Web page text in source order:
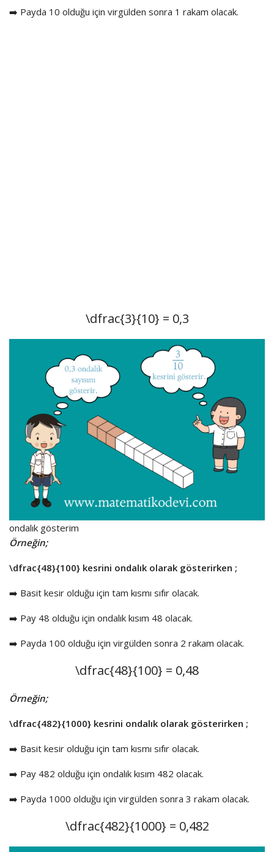
➡️ Payda 10 olduğu için virgülden sonra 1 rakam olacak.
\dfrac{3}{10} = 0,3
ondalık gösterim
Örneğin;
\dfrac{48}{100} kesrini ondalık olarak gösterirken ;
➡️ Basit kesir olduğu için tam kısmı sıfır olacak.
➡️ Pay 48 olduğu için ondalık kısım 48 olacak.
➡️ Payda 100 olduğu için virgülden sonra 2 rakam olacak.
\dfrac{48}{100} = 0,48
Örneğin;
\dfrac{482}{1000} kesrini ondalık olarak gösterirken ;
➡️ Basit kesir olduğu için tam kısmı sıfır olacak.
➡️ Pay 482 olduğu için ondalık kısım 482 olacak.
➡️ Payda 1000 olduğu için virgülden sonra 3 rakam olacak.
\dfrac{482}{1000} = 0,482